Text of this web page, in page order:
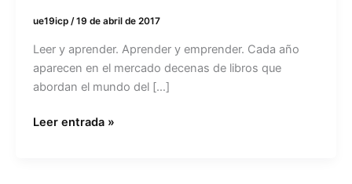
ue19icp /19 de abril de 2017
Leer y aprender. Aprender y emprender. Cada año
aparecen en el mercado decenas de libros que
abordan el mundo del […]
Leer entrada »